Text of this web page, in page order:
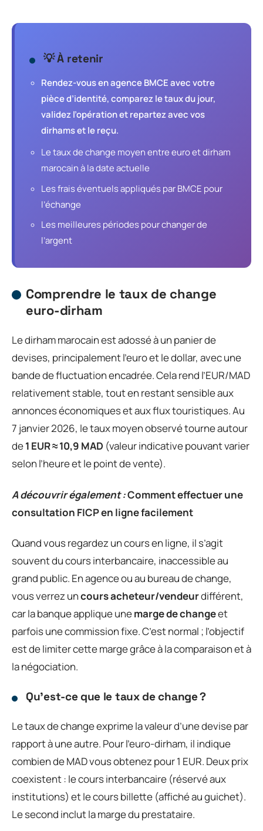
💡 À retenir
Rendez-vous en agence BMCE avec votre
pièce d’identité, comparez le taux du jour,
validez l’opération et repartez avec vos
dirhams et le reçu.
Le taux de change moyen entre euro et dirham
marocain à la date actuelle
Les frais éventuels appliqués par BMCE pour
l’échange
Les meilleures périodes pour changer de
l’argent
Comprendre le taux de change
euro-dirham
Le dirham marocain est adossé à un panier de
devises, principalement l’euro et le dollar, avec une
bande de fluctuation encadrée. Cela rend l’EUR/MAD
relativement stable, tout en restant sensible aux
annonces économiques et aux flux touristiques. Au
7 janvier 2026, le taux moyen observé tourne autour
de1 EUR ≈ 10,9 MAD (valeur indicative pouvant varier
selon l’heure et le point de vente).
A découvrir également :Comment effectuer une
consultation FICP en ligne facilement
Quand vous regardez un cours en ligne, il s’agit
souvent du cours interbancaire, inaccessible au
grand public. En agence ou au bureau de change,
vous verrez uncours acheteur/vendeurdifférent,
car la banque applique unemarge de changeet
parfois une commission fixe. C’est normal ; l’objectif
est de limiter cette marge grâce à la comparaison et à
la négociation.
Qu’est-ce que le taux de change ?
Le taux de change exprime la valeur d’une devise par
rapport à une autre. Pour l’euro-dirham, il indique
combien de MAD vous obtenez pour 1 EUR. Deux prix
coexistent : le cours interbancaire (réservé aux
institutions) et le cours billette (affiché au guichet).
Le second inclut la marge du prestataire.